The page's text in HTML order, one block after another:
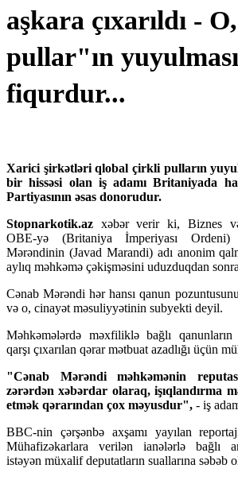
aşkara çıxarıldı -
pullar"ın
fiqurdur...
Xarici şirkətləri qlobal çirkli pulların
bir hissəsi olan iş adamı Britaniyada
Partiyasının əsas donorudur.
Stopnarkotik.az xəbər verir ki, Biznes
OBE-yə (Britaniya İmperiyası
Mərəndinin (Javad Marandi) adı anonim
aylıq məhkəmə çəkişməsini uduzduqdan sonra
Cənab Mərəndi hər hansı qanun
və o, cinayət məsuliyyətinin subyekti deyil.
Məhkəmələrdə məxfiliklə bağlı
qarşı çıxarılan qərar mətbuat azadlığı üçün
"Cənab Mərəndi məhkəmənin
zərərdən xəbərdar olaraq, işıqlandırma
etmək qərarından çox məyusdur", - iş
BBC-nin çərşənbə axşamı yayılan
Mühafizəkarlara verilən ianələrlə bağlı
istəyən müxalif deputatların suallarına səbəb